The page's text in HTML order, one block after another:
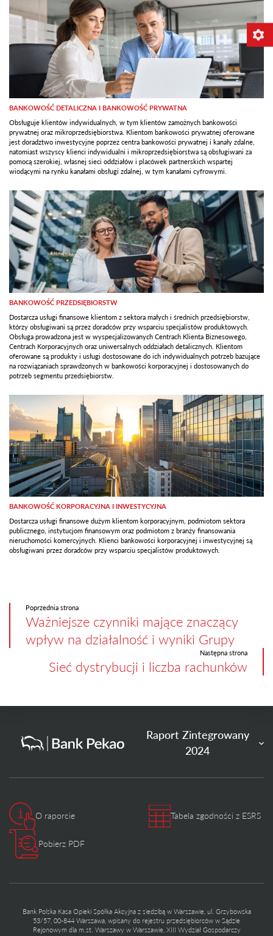
BANKOWOŚĆ DETALICZNA I BANKOWOŚĆ PRYWATNA
Obsługuje klientów indywidualnych, w tym klientów zamożnych bankowości
prywatnej oraz mikroprzedsiębiorstwa. Klientom bankowości prywatnej oferowane
jest doradztwo inwestycyjne poprzez centra bankowości prywatnej i kanały zdalne,
natomiast wszyscy klienci indywidualni i mikroprzedsiębiorstwa są obsługiwani za
pomocą szerokiej, własnej sieci oddziałów i placówek partnerskich wspartej
wiodącymi na rynku kanałami obsługi zdalnej, w tym kanałami cyfrowymi.
BANKOWOŚĆ PRZEDSIĘBIORSTW
Dostarcza usługi finansowe klientom z sektora małych i średnich przedsiębiorstw,
którzy obsługiwani są przez doradców przy wsparciu specjalistów produktowych.
Obsługa prowadzona jest w wyspecjalizowanych Centrach Klienta Biznesowego,
Centrach Korporacyjnych oraz uniwersalnych oddziałach detalicznych. Klientom
oferowane są produkty i usługi dostosowane do ich indywidualnych potrzeb bazujące
na rozwiązaniach sprawdzonych w bankowości korporacyjnej i dostosowanych do
potrzeb segmentu przedsiębiorstw.
BANKOWOŚĆ KORPORACYJNA I INWESTYCYJNA
Dostarcza usługi finansowe dużym klientom korporacyjnym, podmiotom sektora
publicznego, instytucjom finansowym oraz podmiotom z branży finansowania
nieruchomości komercyjnych. Klienci bankowości korporacyjnej i inwestycyjnej są
obsługiwani przez doradców przy wsparciu specjalistów produktowych.
Poprzednia strona
Ważniejsze czynniki mające znaczący
wpływ na działalność i wyniki Grupy
Następna strona
Sieć dystrybucji i liczba rachunków
Raport Zintegrowany
2024
O raporcie Tabela zgodności z ESRS
Pobierz PDF
Bank Polska Kasa Opieki Spółka Akcyjna z siedzibą w Warszawie, ul. Grzybowska
53/57, 00-844 Warszawa, wpisany do rejestru przedsiębiorców w Sądzie
Rejonowym dla m.st. Warszawy w Warszawie, XIII Wydział Gospodarczy